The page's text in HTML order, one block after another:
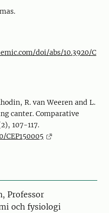
doi/abs/10.3920/C
R. van Weeren and L.
canter. Comparative
107-117.
CEP150005
Professor
och fysiologi